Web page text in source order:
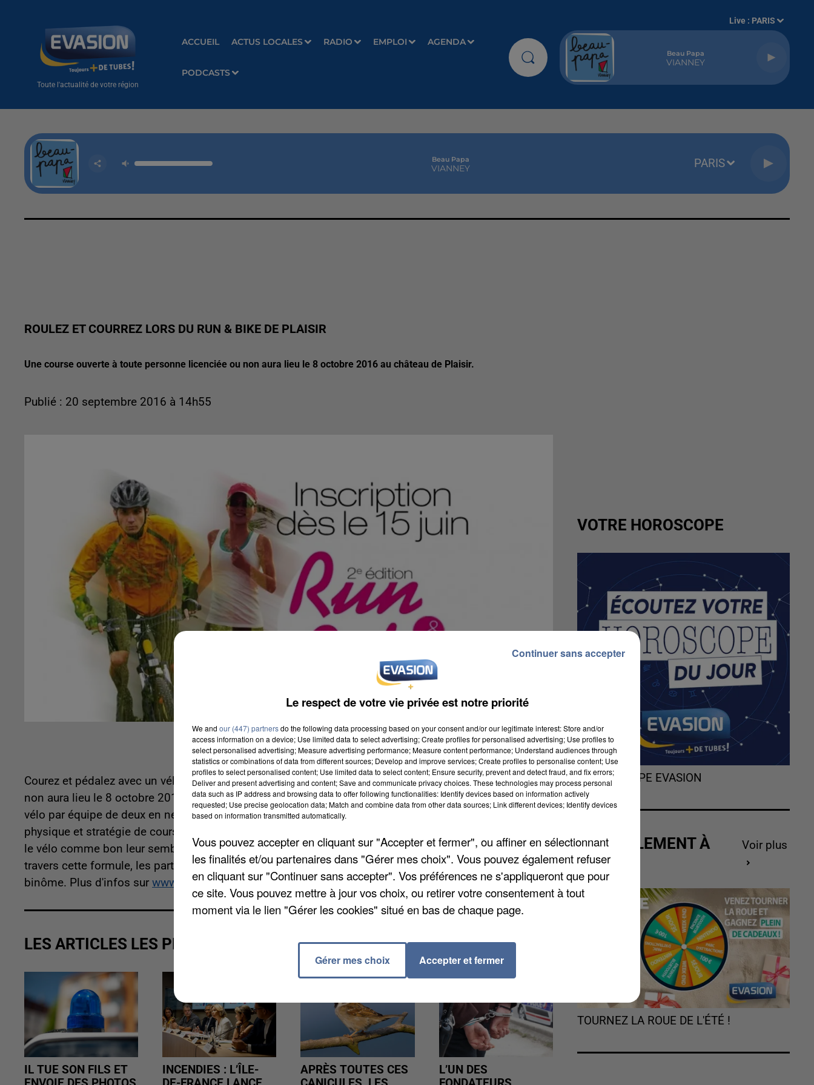
Toute l'actualité de votre région
ACCUEIL ACTUS LOCALES RADIO EMPLOI AGENDA
PODCASTS
Live : PARIS
Beau Papa
VIANNEY
Beau Papa
VIANNEY PARIS
ROULEZ ET COURREZ LORS DU RUN & BIKE DE PLAISIR
Une course ouverte à toute personne licenciée ou non aura lieu le 8 octobre 2016 au château de Plaisir.
Publié : 20 septembre 2016 à 14h55
Courez et pédalez avec un vélo pour deux à Plaisir. Une course ouverte à toute personne licenciée ou
non aura lieu le 8 octobre 2016 au château de Plaisir. La discipline consiste à alterner course à pied et
vélo par équipe de deux en ne disposant que d’un seul vélo. Sa pratique permet de combiner « effort
physique et stratégie de course ». Sur une distance donnée, les deux partenaires s’échangent librement
le vélo comme bon leur semble, le but étant de franchir la ligne d’arrivée obligatoirement ensemble. A
travers cette formule, les participants développent leur esprit d’équipe et renforcent la cohésion du
binôme. Plus d'infos sur www.yvelines.fr.
LES ARTICLES LES PLUS VUS
IL TUE SON FILS ET
INCENDIES : L’ÎLE-
APRÈS TOUTES CES
L’UN DES
VOTRE HOROSCOPE
L'HOROSCOPE EVASION
ACTUELLEMENT À
GAGNER
Voir plus
TOURNEZ LA ROUE DE L'ÉTÉ !
Le respect de votre vie privée est notre priorité
We and our (447) partnersdo the following data processing based on your consent and/or our legitimate interest: Store and/or
access information on a device; Use limited data to select advertising; Create profiles for personalised advertising; Use profiles to
select personalised advertising; Measure advertising performance; Measure content performance; Understand audiences through
statistics or combinations of data from different sources; Develop and improve services; Create profiles to personalise content; Use
profiles to select personalised content; Use limited data to select content; Ensure security, prevent and detect fraud, and fix errors;
Deliver and present advertising and content; Save and communicate privacy choices. These technologies may process personal
data such as IP address and browsing data to offer following functionalities: Identify devices based on information actively
requested; Use precise geolocation data; Match and combine data from other data sources; Link different devices; Identify devices
based on information transmitted automatically.
Vous pouvez accepter en cliquant sur "Accepter et fermer", ou affiner en sélectionnant
les finalités et/ou partenaires dans "Gérer mes choix". Vous pouvez également refuser
en cliquant sur "Continuer sans accepter". Vos préférences ne s'appliqueront que pour
ce site. Vous pouvez mettre à jour vos choix, ou retirer votre consentement à tout
moment via le lien "Gérer les cookies" situé en bas de chaque page.
Gérer mes choix Accepter et fermer
Continuer sans accepter